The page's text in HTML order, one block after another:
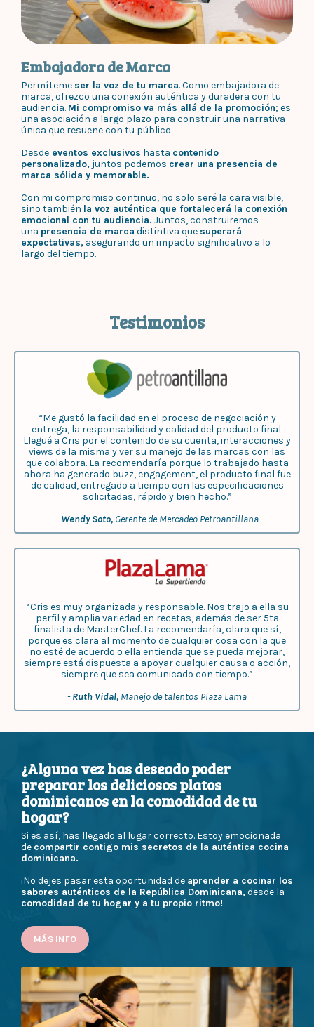
Embajadora de Marca
Permíteme ser la voz de tu marca. Como embajadora de
marca, ofrezco una conexión auténtica y duradera con tu
audiencia. Mi compromiso va más allá de la promoción; es
una asociación a largo plazo para construir una narrativa
única que resuene con tu público.
Desde eventos exclusivos hasta contenido
personalizado, juntos podemos crear una presencia de
marca sólida y memorable.
Con mi compromiso continuo, no solo seré la cara visible,
sino también la voz auténtica que fortalecerá la conexión
emocional con tu audiencia. Juntos, construiremos
una presencia de marca distintiva que superará
expectativas, asegurando un impacto significativo a lo
largo del tiempo.
Testimonios
“Me gustó la facilidad en el proceso de negociación y
entrega, la responsabilidad y calidad del producto final.
Llegué a Cris por el contenido de su cuenta, interacciones y
views de la misma y ver su manejo de las marcas con las
que colabora. La recomendaría porque lo trabajado hasta
ahora ha generado buzz, engagement, el producto final fue
de calidad, entregado a tiempo con las especificaciones
solicitadas, rápido y bien hecho.”
- Wendy Soto, Gerente de Mercadeo Petroantillana
“Cris es muy organizada y responsable. Nos trajo a ella su
perfil y amplia variedad en recetas, además de ser 5ta
finalista de MasterChef. La recomendaría, claro que sí,
porque es clara al momento de cualquier cosa con la que
no esté de acuerdo o ella entienda que se pueda mejorar,
siempre está dispuesta a apoyar cualquier causa o acción,
siempre que sea comunicado con tiempo.”
-Ruth Vidal, Manejo de talentos Plaza Lama
¿Alguna vez has deseado poder
preparar los deliciosos platos
dominicanos en la comodidad de tu
hogar?
Si es así, has llegado al lugar correcto. Estoy emocionada
de compartir contigo mis secretos de la auténtica cocina
dominicana.
¡No dejes pasar esta oportunidad de aprender a cocinar los
sabores auténticos de la República Dominicana,desde la
comodidad de tu hogar y a tu propio ritmo!
MÁS INFO